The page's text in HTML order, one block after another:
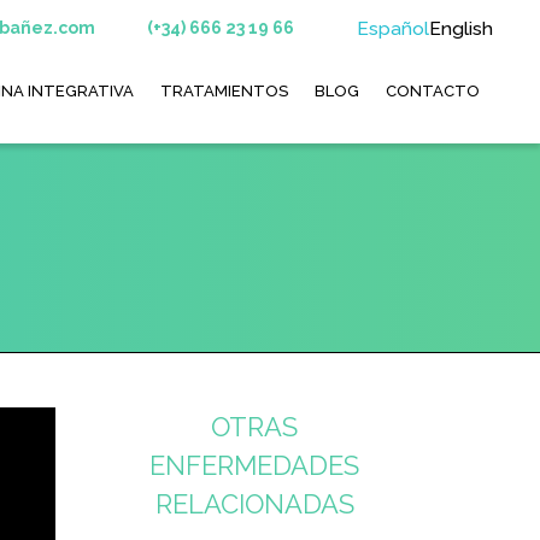
(+34) 666 23 19 66 EspañolEnglish
INTEGRATIVA TRATAMIENTOS BLOG CONTACTO
OTRAS
ENFERMEDADES
RELACIONADAS